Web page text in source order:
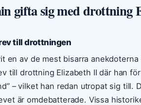
gifta sig med drottning
till drottningen
en av de mest bisarra
till drottning Elizabeth II där han
– vilket han redan utropat sig
är omdebatterade. Vissa